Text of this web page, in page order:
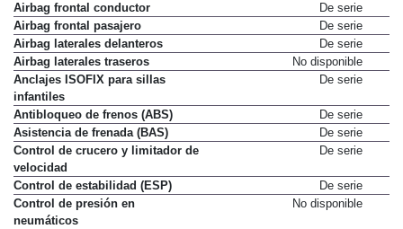
Airbag frontal conductor
De serie
Airbag frontal pasajero
De serie
Airbag laterales delanteros
De serie
Airbag laterales traseros
No disponible
Anclajes ISOFIX para sillas
infantiles
De serie
Antibloqueo de frenos (ABS)
De serie
Asistencia de frenada (BAS)
De serie
Control de crucero y limitador de
velocidad
De serie
Control de estabilidad (ESP)
De serie
Control de presión en
neumáticos
No disponible